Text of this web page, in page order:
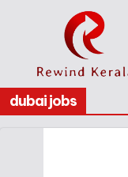
dubai jobs